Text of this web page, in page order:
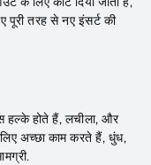
तरह से नए इंसर्ट की
हल्के होते हैं, लचीला, और
अच्छा काम करते हैं, धुंध,